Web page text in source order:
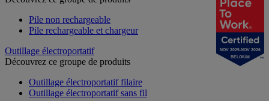
Pile non rechargeable
Pile rechargeable et chargeur
Outillage électroportatif
Découvrez ce groupe de produits
Outillage électroportatif filaire
Outillage électroportatif sans fil
NOV 2025-NOV 2026
BELGIUM